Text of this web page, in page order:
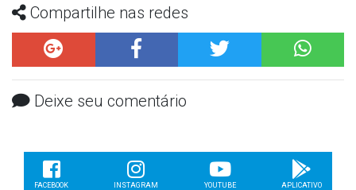
Compartilhe nas redes
Deixe seu comentário
FACEBOOK INSTAGRAM YOUTUBE APLICATIVO